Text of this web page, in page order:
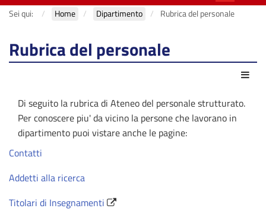
Sei qui: Home Dipartimento Rubrica del personale
Rubrica del personale
Di seguito la rubrica di Ateneo del personale strutturato.
Per conoscere piu' da vicino la persone che lavorano in
dipartimento puoi vistare anche le pagine:
Contatti
Addetti alla ricerca
Titolari di Insegnamenti